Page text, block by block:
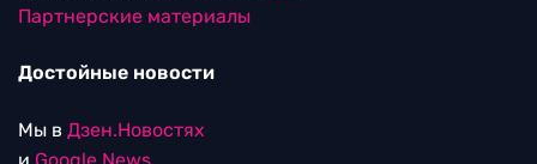
Партнерские материалы
Достойные новости
Мы в Дзен.Новостях